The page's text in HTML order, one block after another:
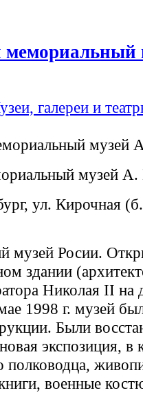
мемориальный
галереи и
музей
ул. Кирочная
музей Росии.
здании
Николая II на
1998 г. музей
Были
экспозиция, в
полководца,
военные